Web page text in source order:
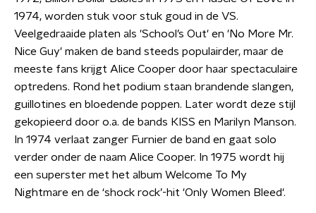
1974, worden stuk voor stuk goud in de VS.
Veelgedraaide platen als 'School’s Out' en 'No More Mr.
Nice Guy' maken de band steeds populairder, maar de
meeste fans krijgt Alice Cooper door haar spectaculaire
optredens. Rond het podium staan brandende slangen,
guillotines en bloedende poppen. Later wordt deze stijl
gekopieerd door o.a. de bands KISS en Marilyn Manson.
In 1974 verlaat zanger Furnier de band en gaat solo
verder onder de naam Alice Cooper. In 1975 wordt hij
een superster met het album Welcome To My
Nightmare en de ‘shock rock’-hit 'Only Women Bleed'.